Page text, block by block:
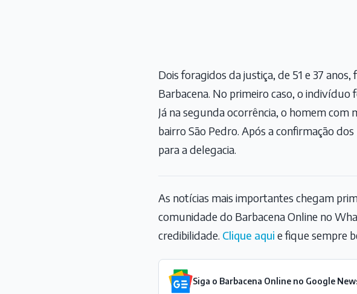
Dois foragidos da justiça, de 51 e 37
Barbacena. No primeiro caso, o
Já na segunda ocorrência, o homem
bairro São Pedro. Após a confirmação
para a delegacia.
As notícias mais importantes chegam
comunidade do Barbacena Online no
credibilidade. Clique aqui e fique sempre
Siga o Barbacena Online no Google